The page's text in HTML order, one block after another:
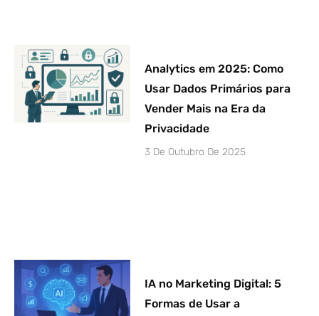
Analytics em 2025: Como
Usar Dados Primários para
Vender Mais na Era da
Privacidade
3 De Outubro De 2025
IA no Marketing Digital: 5
Formas de Usar a